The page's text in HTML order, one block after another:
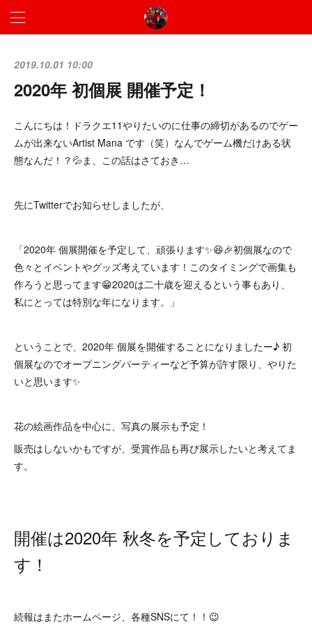
2019.10.01 10:00
2020年 初個展 開催予定！
こんにちは！ドラクエ11やりたいのに仕事の締切があるのでゲー
ムが出来ないArtist Mana です（笑）なんでゲーム機だけある状
態なんだ！？💦ま、この話はさておき…
先にTwitterでお知らせしましたが、
「2020年 個展開催を予定して、頑張ります✨😆🎉初個展なので
色々とイベントやグッズ考えています！このタイミングで画集も
作ろうと思ってます😁2020は二十歳を迎えるという事もあり、
私にとっては特別な年になります。」
ということで、2020年 個展を開催することになりましたー♪ 初
個展なのでオープニングパーティーなど予算が許す限り、やりた
いと思います✨
花の絵画作品を中心に、写真の展示も予定！
販売はしないかもですが、受賞作品も再び展示したいと考えてま
す。
開催は2020年 秋冬を予定しておりま
す！
続報はまたホームページ、各種SNSにて！！😉